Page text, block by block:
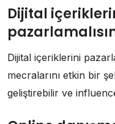
Dijital
Dijital içeriklerini
mecralarını etkin bir
geliştirebilir ve